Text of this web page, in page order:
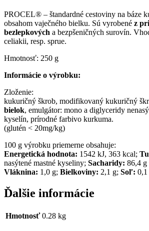
PROCEL® – štandardné cestoviny na báze
obsahom vaječného bielku. Sú vyrobené z
bezlepkových a bezpšeničných surovín.
celiakii, resp. sprue.
Hmotnosť: 250 g
Informácie o výrobku:
Zloženie:
kukuričný škrob, modifikovaný kukuričný
bielok, emulgátor: mono a diglyceridy
kyselín, prírodné farbivo kurkuma.
(glutén < 20mg/kg)
100 g výrobku priemerne obsahuje:
Energetická hodnota: 1542 kJ, 363 kcal;
nasýtené mastné kyseliny; Sacharidy: 86,4 g
Vláknina: 1,0 g; Bielkoviny: 2,1 g; Soľ: 0,1
Ďalšie informácie
Hmotnosť 0.28 kg